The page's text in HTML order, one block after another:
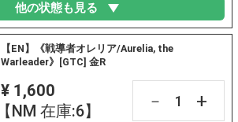
他の状態も見る
【EN】《戦導者オレリア/Aurelia, the
Warleader》[GTC] 金R
¥ 1,600
【NM 在庫:6】
－ +